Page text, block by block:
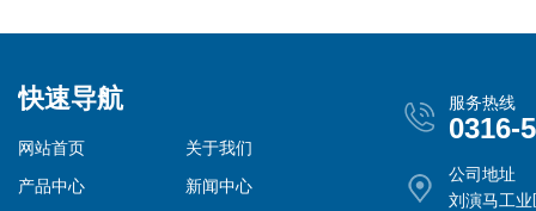
快速导航
网站首页
关于我们
产品中心
新闻中心
服务热线
0316-
公司地址
刘演马工业